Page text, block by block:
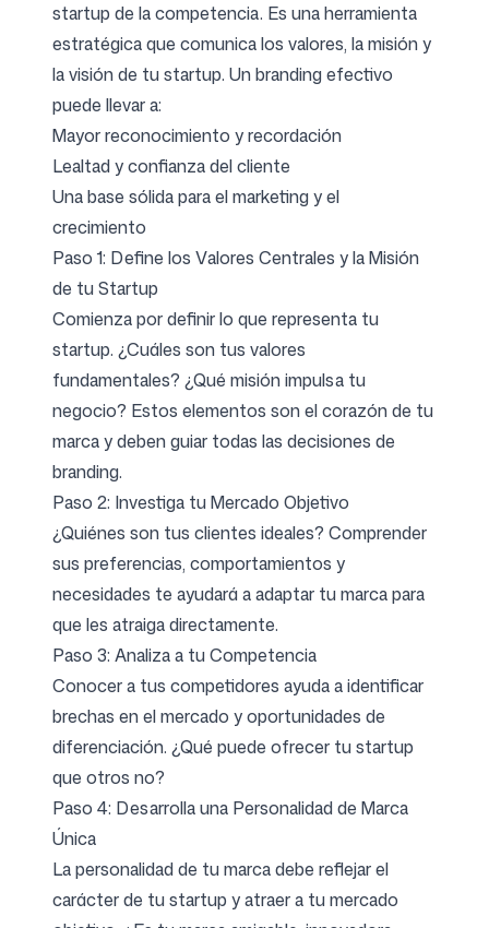
Síguenos
startup de la competencia. Es una herramienta
estratégica que comunica los valores, la misión y
la visión de tu startup. Un branding efectivo
puede llevar a:
Mayor reconocimiento y recordación
Lealtad y confianza del cliente
Una base sólida para el marketing y el
crecimiento
Paso 1: Define los Valores Centrales y la Misión
de tu Startup
Comienza por definir lo que representa tu
startup. ¿Cuáles son tus valores
fundamentales? ¿Qué misión impulsa tu
negocio? Estos elementos son el corazón de tu
marca y deben guiar todas las decisiones de
branding.
Paso 2: Investiga tu Mercado Objetivo
¿Quiénes son tus clientes ideales? Comprender
sus preferencias, comportamientos y
necesidades te ayudará a adaptar tu marca para
que les atraiga directamente.
Paso 3: Analiza a tu Competencia
Conocer a tus competidores ayuda a identificar
brechas en el mercado y oportunidades de
diferenciación. ¿Qué puede ofrecer tu startup
que otros no?
Paso 4: Desarrolla una Personalidad de Marca
Única
La personalidad de tu marca debe reflejar el
carácter de tu startup y atraer a tu mercado